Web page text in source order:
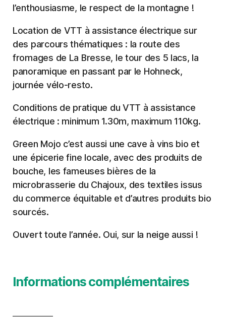
l’enthousiasme, le respect de la montagne !
Location de VTT à assistance électrique sur
des parcours thématiques : la route des
fromages de La Bresse, le tour des 5 lacs, la
panoramique en passant par le Hohneck,
journée vélo-resto.
Conditions de pratique du VTT à assistance
électrique : minimum 1.30m, maximum 110kg.
Green Mojo c’est aussi une cave à vins bio et
une épicerie fine locale, avec des produits de
bouche, les fameuses bières de la
microbrasserie du Chajoux, des textiles issus
du commerce équitable et d’autres produits bio
sourcés.
Ouvert toute l’année. Oui, sur la neige aussi !
Informations complémentaires